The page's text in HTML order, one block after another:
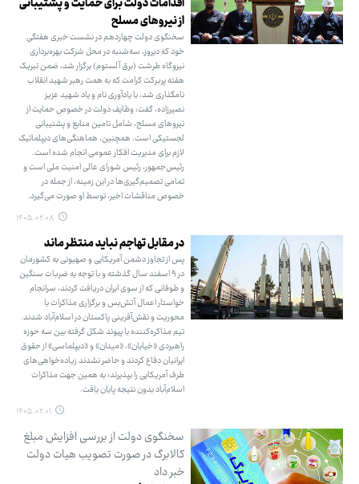
از نیروهای مسلح
سخنگوی دولت چهاردهم در نشست خبری هفتگی
خود که دیروز، سه‌شنبه در محل شرکت بهره‌برداری
نیروگاه طرشت (برق آلستوم) برگزار شد، ضمن تبریک
هفته پربرکت کرامت که به همت رهبر شهید انقلاب
نامگذاری شد، با یادآوری نام و یاد شهید عزیز
نصیرزاده، گفت: وظایف دولت در خصوص حمایت از
نیروهای مسلح، شامل تامین منابع و پشتیبانی
لجستیکی است. همچنین، هماهنگی‌های دیپلماتیک
لازم برای مدیریت افکار عمومی انجام شده است.
رئیس‌جمهور، رئیس شورای عالی امنیت ملی است و
تمامی تصمیم‌گیری‌ها در این زمینه، از جمله در
خصوص مناقشات اخیر، توسط او صورت می‌گیرد.
۱۴۰۵.۰۲.۰۸
در مقابل تهاجم نباید منتظر ماند
پس از تجاوز دشمن آمریکایی و صهیونی به کشورمان
در ۹ اسفند سال گذشته و با توجه به ضربات سنگین
و طوفانی که از سوی ایران دریافت کردند، سرانجام
خواستار اعمال آتش‌بس و برگزاری مذاکرات با
محوریت و نقش‌آفرینی پاکستان در اسلام‌آباد شدند.
تیم مذاکره‌کننده با پیوند شکل گرفته بین سه حوزه
راهبردی «خیابان»، «میدان» و «دیپلماسی» از حقوق
ایرانیان دفاع کردند و حاضر نشدند زیاده‌خواهی‌های
طرف آمریکایی را بپذیرند؛ به همین جهت مذاکرات
اسلام‌آباد بدون نتیجه پایان یافت.
۱۴۰۵.۰۲.۰۱
سخنگوی دولت از بررسی افزایش مبلغ
کالابرگ در صورت تصویب هیات دولت
خبر داد